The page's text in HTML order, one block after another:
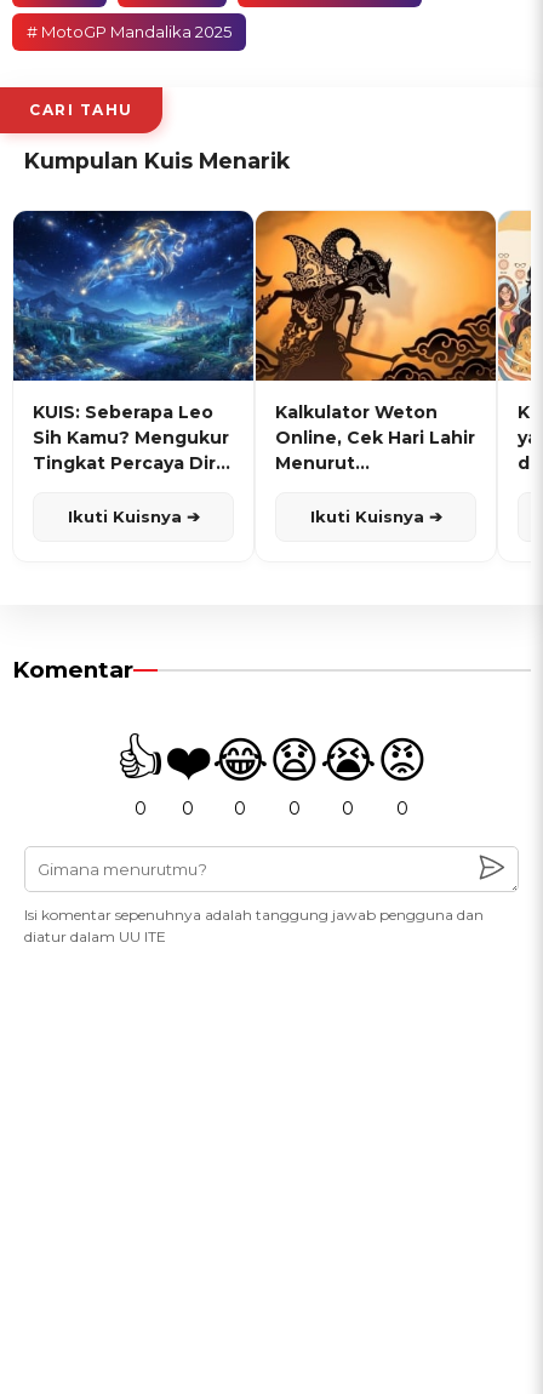
# MotoGP Mandalika 2025
CARI TAHU
Kumpulan Kuis Menarik
KUIS: Seberapa Leo
Sih Kamu? Mengukur
Tingkat Percaya Diri
Ikuti Kuisnya ➔
Kalkulator Weton
Online, Cek Hari Lahir
Menurut
Ikuti Kuisnya ➔
Komentar
👍
0
❤️
0
😂
0
😧
0
😭
0
😡
0
Isi komentar sepenuhnya adalah tanggung jawab pengguna dan
diatur dalam UU ITE